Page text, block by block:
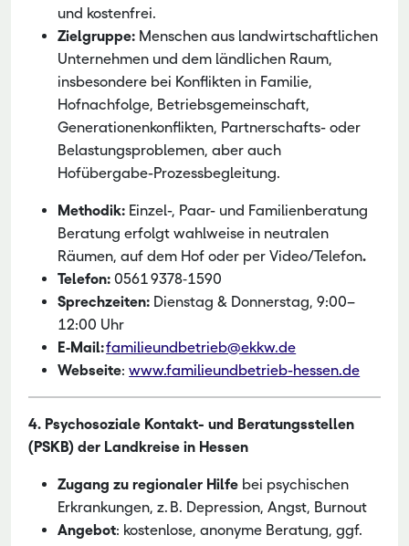
und kostenfrei.
Zielgruppe: Menschen aus landwirtschaftlichen
Unternehmen und dem ländlichen Raum,
insbesondere bei Konflikten in Familie,
Hofnachfolge, Betriebsgemeinschaft,
Generationenkonflikten, Partnerschafts- oder
Belastungsproblemen, aber auch
Hofübergabe-Prozessbegleitung.
Methodik: Einzel-, Paar- und Familienberatung
Beratung erfolgt wahlweise in neutralen
Räumen, auf dem Hof oder per Video/Telefon.
Telefon:0561 9378‑1590
Sprechzeiten: Dienstag & Donnerstag, 9:00–
12:00 Uhr
E‑Mail:familieundbetrieb@ekkw.de
Webseite:www.familieundbetrieb-hessen.de
4. Psychosoziale Kontakt- und Beratungsstellen
(PSKB) der Landkreise in Hessen
Zugang zu regionaler Hilfe bei psychischen
Erkrankungen, z. B. Depression, Angst, Burnout
Angebot: kostenlose, anonyme Beratung, ggf.